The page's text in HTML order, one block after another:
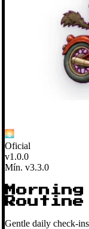
Oficial
v1.0.0
Mín. v3.3.0
Routine
Gentle daily check-